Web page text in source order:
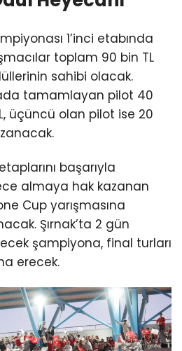
1’inci etabında
toplam 90 bin TL
sahibi olacak.
tamamlayan pilot 40
üçüncü olan pilot ise 20
başarıyla
almaya hak kazanan
Cup yarışmasına
Şırnak’ta 2 gün
şampiyona, final turları
erecek.